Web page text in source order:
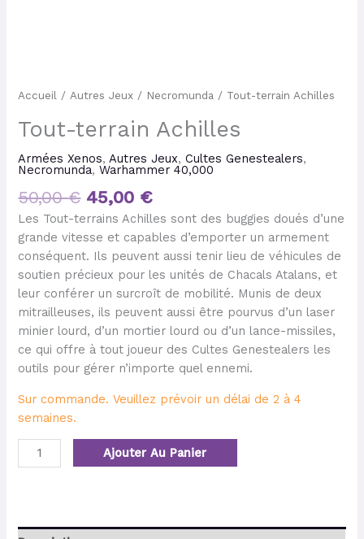
Accueil /Autres Jeux / Necromunda / Tout-terrain Achilles
Tout-terrain Achilles
Armées Xenos,Autres Jeux,Cultes Genestealers,
Necromunda,Warhammer 40,000
50,00€ 45,00 €
Les Tout-terrains Achilles sont des buggies doués d’une
grande vitesse et capables d’emporter un armement
conséquent. Ils peuvent aussi tenir lieu de véhicules de
soutien précieux pour les unités de Chacals Atalans, et
leur conférer un surcroît de mobilité. Munis de deux
mitrailleuses, ils peuvent aussi être pourvus d’un laser
minier lourd, d’un mortier lourd ou d’un lance-missiles,
ce qui offre à tout joueur des Cultes Genestealers les
outils pour gérer n’importe quel ennemi.
Sur commande. Veuillez prévoir un délai de 2 à 4
semaines.
Ajouter Au Panier